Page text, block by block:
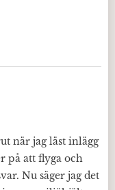
när jag läst inlägg
på att flyga och
Nu säger jag det